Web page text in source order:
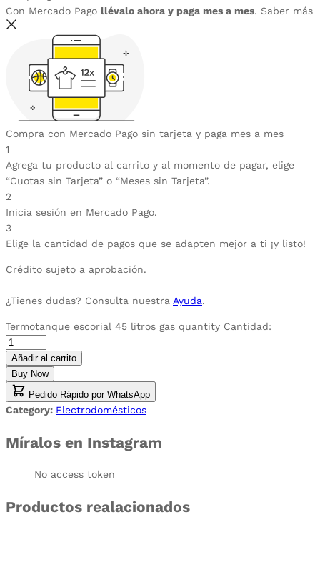
Con Mercado Pago llévalo ahora y paga mes a mes. Saber más
Compra con Mercado Pago sin tarjeta y paga mes a mes
1
Agrega tu producto al carrito y al momento de pagar, elige
“Cuotas sin Tarjeta” o “Meses sin Tarjeta”.
2
Inicia sesión en Mercado Pago.
3
Elige la cantidad de pagos que se adapten mejor a ti ¡y listo!
Crédito sujeto a aprobación.
¿Tienes dudas? Consulta nuestra Ayuda.
Termotanque escorial 45 litros gas quantity Cantidad:
Añadir al carrito
Buy Now
Pedido Rápido por WhatsApp
Category: Electrodomésticos
Míralos en Instagram
No access token
Productos realacionados